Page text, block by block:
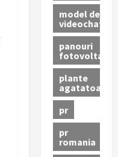
model de
videochat
panouri
fotovoltaice
plante
agatatoare
pr
pr
romania